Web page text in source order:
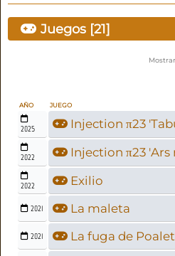
Juegos [21]
AÑO JUEGO
2025 Injection π23
2022 Injection π23 'Ars
2022 Exilio
2021 La maleta
2021 La fuga de Poalet